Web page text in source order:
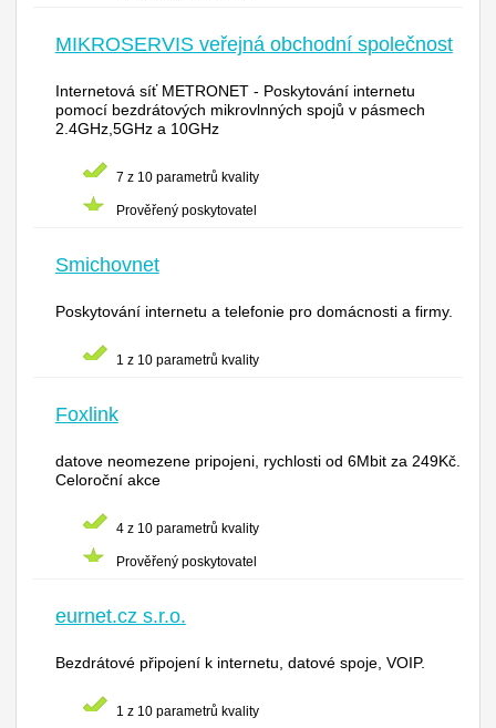
MIKROSERVIS veřejná obchodní společnost
Internetová síť METRONET - Poskytování internetu
pomocí bezdrátových mikrovlnných spojů v pásmech
2.4GHz,5GHz a 10GHz
7 z 10 parametrů kvality
Prověřený poskytovatel
Smichovnet
Poskytování internetu a telefonie pro domácnosti a firmy.
1 z 10 parametrů kvality
Foxlink
datove neomezene pripojeni, rychlosti od 6Mbit za 249Kč.
Celoroční akce
4 z 10 parametrů kvality
Prověřený poskytovatel
eurnet.cz s.r.o.
Bezdrátové připojení k internetu, datové spoje, VOIP.
1 z 10 parametrů kvality